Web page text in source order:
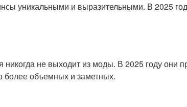
уникальными и выразительными. В 2025
никогда не выходит из моды. В 2025 году они
более объемных и заметных.